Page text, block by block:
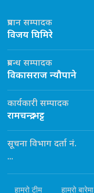
प्रधान सम्पादक
विजय घिमिरे
प्रबन्ध सम्पादक
विकासराज न्यौपाने
कार्यकारी सम्पादक
रामचन्द्र भट्ट
सूचना विभाग दर्ता नं.
...
हाम्रो टीम हाम्रो बारेमा